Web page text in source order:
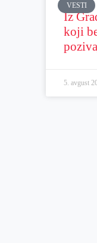
VESTI
Iz
koji
5. avgust